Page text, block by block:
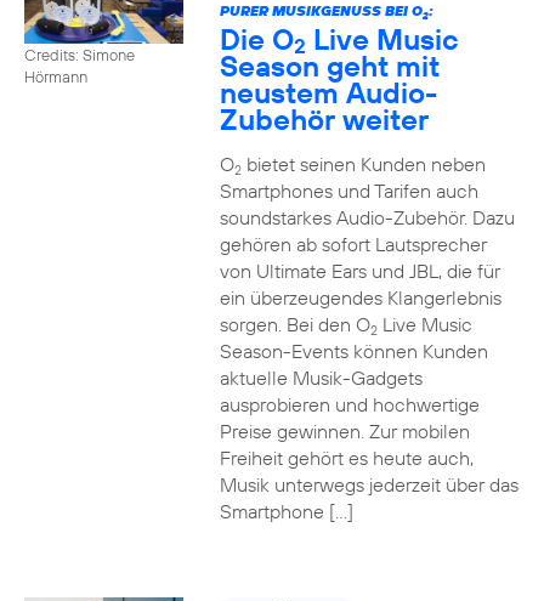
Credits: Simone
Hörmann
PURER MUSIKGENUSS BEI O2:
Die O2 Live Music
Season geht mit
neustem Audio-
Zubehör weiter
O2bietet seinen Kunden neben
Smartphones und Tarifen auch
soundstarkes Audio-Zubehör. Dazu
gehören ab sofort Lautsprecher
von Ultimate Ears und JBL, die für
ein überzeugendes Klangerlebnis
sorgen. Bei den O2Live Music
Season-Events können Kunden
aktuelle Musik-Gadgets
ausprobieren und hochwertige
Preise gewinnen. Zur mobilen
Freiheit gehört es heute auch,
Musik unterwegs jederzeit über das
Smartphone […]